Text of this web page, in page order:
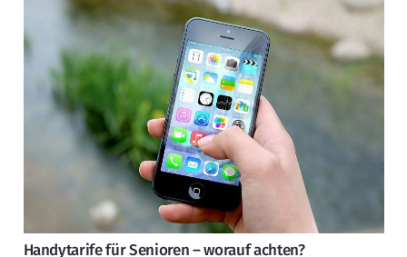
Handytarife für Senioren – worauf achten?